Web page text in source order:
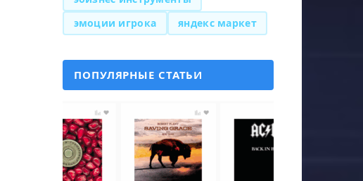
эмоции игрока
яндекс маркет
ПОПУЛЯРНЫЕ СТАТЬИ